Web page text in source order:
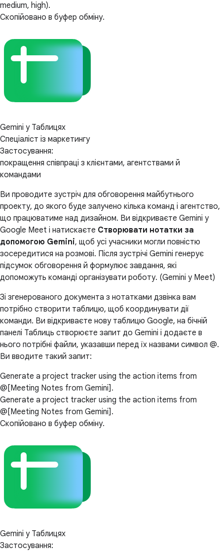
medium, high).
Скопійовано в буфер обміну.
Gemini у Таблицях
Спеціаліст із маркетингу
Застосування:
покращення співпраці з клієнтами, агентствами й
командами
Ви проводите зустріч для обговорення майбутнього
проекту, до якого буде залучено кілька команд і агентство,
що працюватиме над дизайном. Ви відкриваєте Gemini у
Google Meet і натискаєте Створювати нотатки за
допомогою Gemini, щоб усі учасники могли повністю
зосередитися на розмові. Після зустрічі Gemini генерує
підсумок обговорення й формулює завдання, які
допоможуть команді організувати роботу. (Gemini у Meet)
Зі згенерованого документа з нотатками дзвінка вам
потрібно створити таблицю, щоб координувати дії
команди. Ви відкриваєте нову таблицю Google, на бічній
панелі Таблиць створюєте запит до Gemini і додаєте в
нього потрібні файли, указавши перед їх назвами символ @.
Ви вводите такий запит:
Generate a project tracker using the action items from
@[Meeting Notes from Gemini].
Generate a project tracker using the action items from
@[Meeting Notes from Gemini].
Скопійовано в буфер обміну.
Gemini у Таблицях
Застосування: